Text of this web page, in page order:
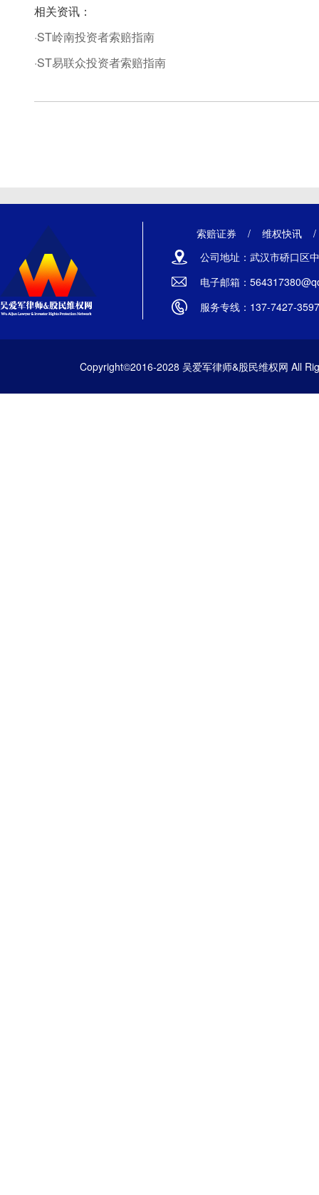
相关资讯：
·ST岭南投资者索赔指南
·ST易联众投资者索赔指南
索赔证券 / 维权快讯
公司地址：武汉市硚口区
电子邮箱：
服务专线：137-7427-3597
Copyright©2016-2028 吴爱军律师&股民维权网 All